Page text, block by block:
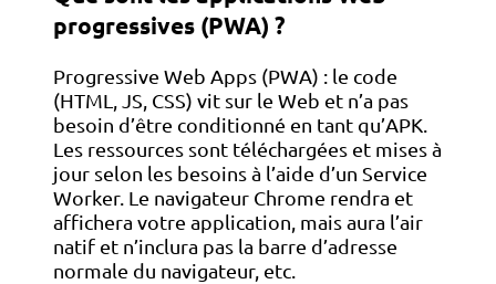
progressives (PWA) ?
Progressive Web Apps (PWA) : le code
(HTML, JS, CSS) vit sur le Web et n’a pas
besoin d’être conditionné en tant qu’APK.
Les ressources sont téléchargées et mises à
jour selon les besoins à l’aide d’un Service
Worker. Le navigateur Chrome rendra et
affichera votre application, mais aura l’air
natif et n’inclura pas la barre d’adresse
normale du navigateur, etc.